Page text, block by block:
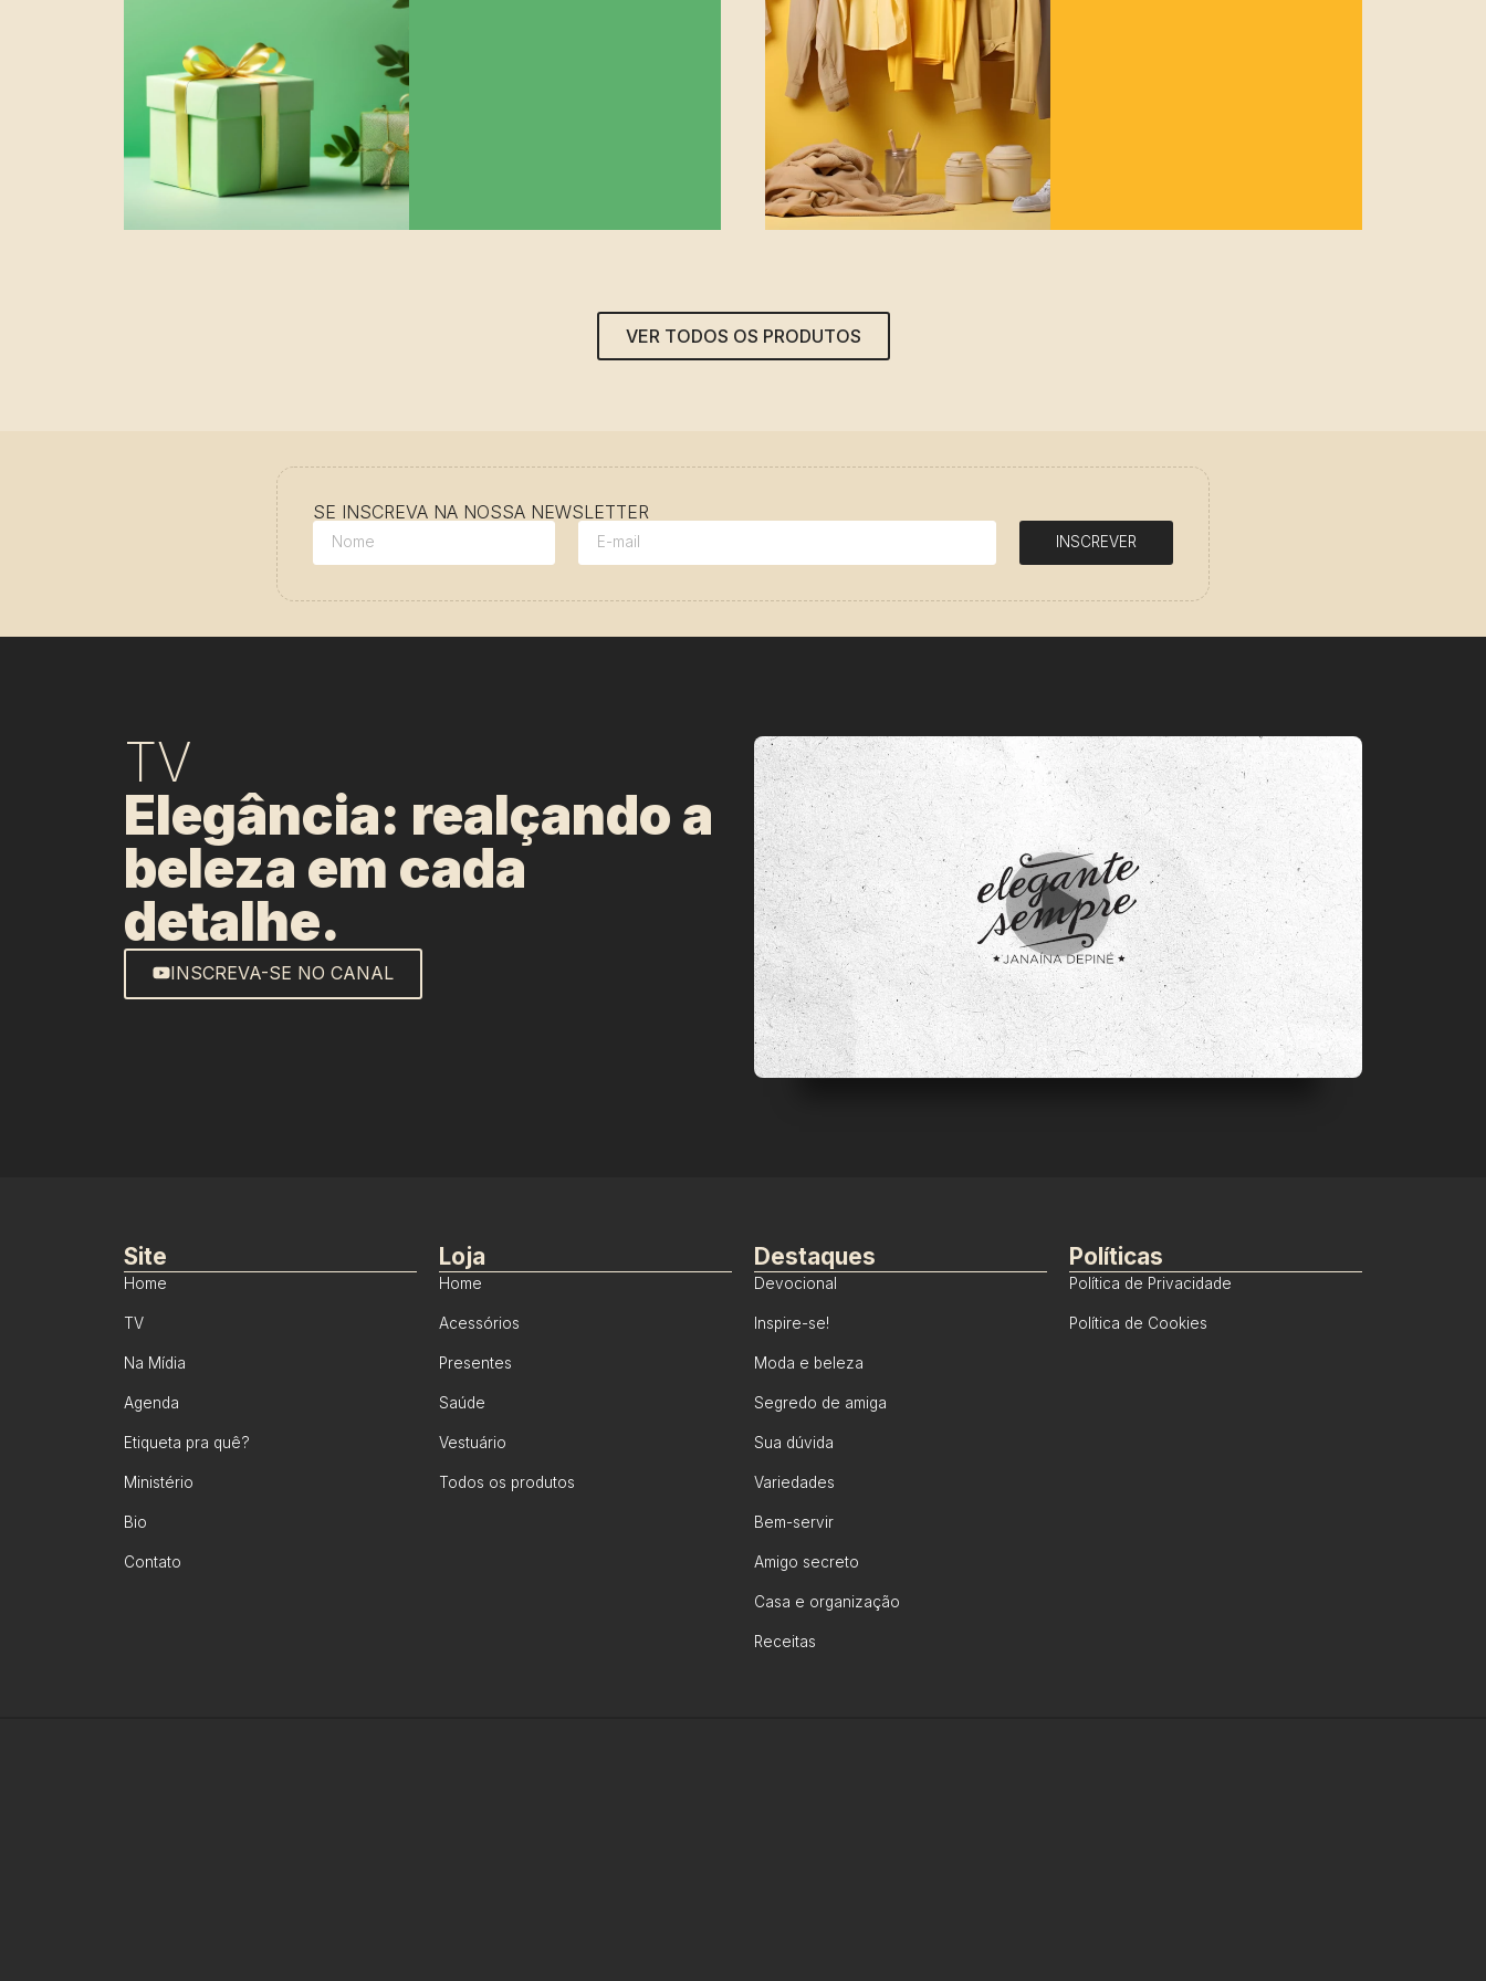
VER TODOS OS PRODUTOS
SE INSCREVA NA NOSSA NEWSLETTER
INSCREVER
TV
Elegância: realçando a
beleza em cada
detalhe.
INSCREVA-SE NO CANAL
Site
Home
TV
Na Mídia
Agenda
Etiqueta pra quê?
Ministério
Bio
Contato
Loja
Home
Acessórios
Presentes
Saúde
Vestuário
Todos os produtos
Destaques
Devocional
Inspire-se!
Moda e beleza
Segredo de amiga
Sua dúvida
Variedades
Bem-servir
Amigo secreto
Casa e organização
Receitas
Políticas
Política de Privacidade
Política de Cookies